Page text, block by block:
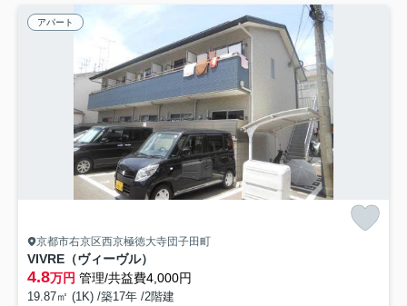
アパート
京都市右京区西京極徳大寺団子田町
VIVRE（ヴィーヴル）
4.8万円 管理/共益費4,000円
19.87㎡ (1K) /築17年 /2階建